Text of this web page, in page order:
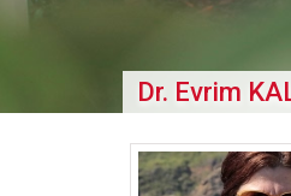
Dr. Evrim